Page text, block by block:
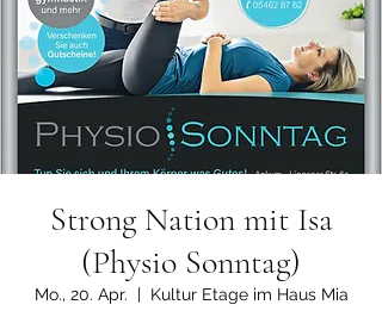
Strong Nation mit Isa
(Physio Sonntag)
Mo., 20. Apr.
  |
Kultur Etage im Haus Mia